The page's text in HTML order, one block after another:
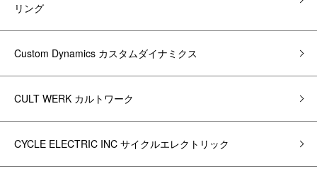
リング
Custom Dynamics カスタムダイナミクス
CULT WERK カルトワーク
CYCLE ELECTRIC INC サイクルエレクトリック